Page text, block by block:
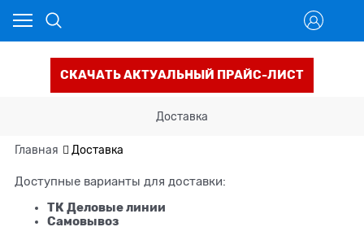
СКАЧАТЬ АКТУАЛЬНЫЙ ПРАЙС-ЛИСТ
Доставка
Главная Доставка
Доступные варианты для доставки:
ТК Деловые линии
Самовывоз